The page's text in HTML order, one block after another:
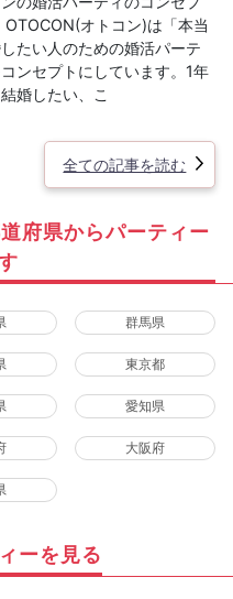
OTOCON(オトコン)は「本当
たい人のための婚活パーテ
ンセプトにしています。1年
婚したい、こ
全ての記事を読む
府県からパーティー
群馬県
東京都
愛知県
大阪府
ーを見る